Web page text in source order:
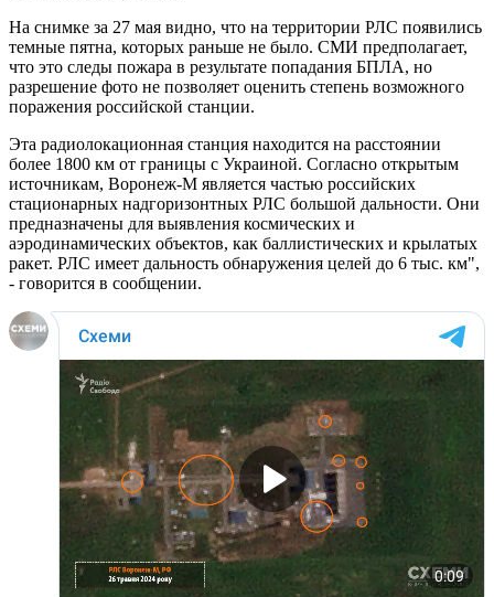
На снимке за 27 мая видно, что на территории РЛС появились
темные пятна, которых раньше не было. СМИ предполагает,
что это следы пожара в результате попадания БПЛА, но
разрешение фото не позволяет оценить степень возможного
поражения российской станции.
Эта радиолокационная станция находится на расстоянии
более 1800 км от границы с Украиной. Согласно открытым
источникам, Воронеж-М является частью российских
стационарных надгоризонтных РЛС большой дальности. Они
предназначены для выявления космических и
аэродинамических объектов, как баллистических и крылатых
ракет. РЛС имеет дальность обнаружения целей до 6 тыс. км",
- говорится в сообщении.